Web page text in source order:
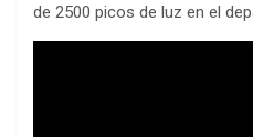
de 2500 picos de luz en el